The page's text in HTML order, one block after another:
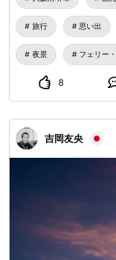
上）：4,500円、小
受付（受付現金のみ
人（4歳～小学生）：4,500円 🔍詳細・
ミャク号で行く 夢洲
で検索！ 🔗
旅行 思い出
夜景 フェリー
8
吉岡友央